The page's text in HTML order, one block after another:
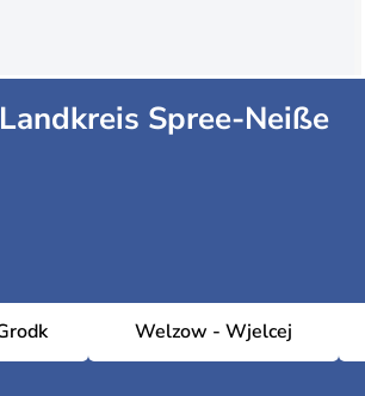
Spree-Neiße
Welzow - Wjelcej